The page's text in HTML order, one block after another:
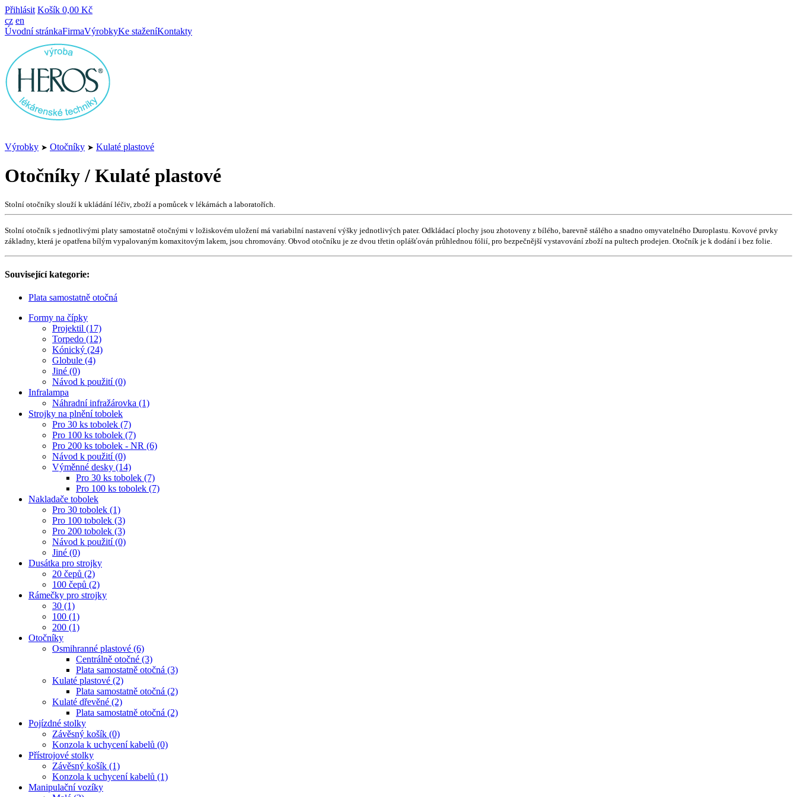
Přihlásit Košík 0,00 Kč
cz en
Úvodní stránkaFirmaVýrobkyKe staženíKontakty
Výrobky ➤ Otočníky ➤ Kulaté plastové
Otočníky / Kulaté plastové
Stolní otočníky slouží k ukládání léčiv, zboží a pomůcek v lékárnách a laboratořích.
Stolní otočník s jednotlivými platy samostatně otočnými v ložiskovém uložení má variabilní nastavení výšky jednotlivých pater. Odkládací plochy jsou zhotoveny z bílého, barevně stálého a snadno omyvatelného Duroplastu. Kovové prvky
základny, která je opatřena bílým vypalovaným komaxitovým lakem, jsou chromovány. Obvod otočníku je ze dvou třetin oplášťován průhlednou fólií, pro bezpečnější vystavování zboží na pultech prodejen. Otočník je k dodání i bez folie.
Související kategorie:
Plata samostatně otočná
Formy na čípky
Projektil (17)
Torpedo (12)
Kónický (24)
Globule (4)
Jiné (0)
Návod k použití (0)
Infralampa
Náhradní infražárovka (1)
Strojky na plnění tobolek
Pro 30 ks tobolek (7)
Pro 100 ks tobolek (7)
Pro 200 ks tobolek - NR (6)
Návod k použití (0)
Výměnné desky (14)
Pro 30 ks tobolek (7)
Pro 100 ks tobolek (7)
Nakladače tobolek
Pro 30 tobolek (1)
Pro 100 tobolek (3)
Pro 200 tobolek (3)
Návod k použití (0)
Jiné (0)
Dusátka pro strojky
20 čepů (2)
100 čepů (2)
Rámečky pro strojky
30 (1)
100 (1)
200 (1)
Otočníky
Osmihranné plastové (6)
Centrálně otočné (3)
Plata samostatně otočná (3)
Kulaté plastové (2)
Plata samostatně otočná (2)
Kulaté dřevěné (2)
Plata samostatně otočná (2)
Pojízdné stolky
Závěsný košík (0)
Konzola k uchycení kabelů (0)
Přístrojové stolky
Závěsný košík (1)
Konzola k uchycení kabelů (1)
Manipulační vozíky